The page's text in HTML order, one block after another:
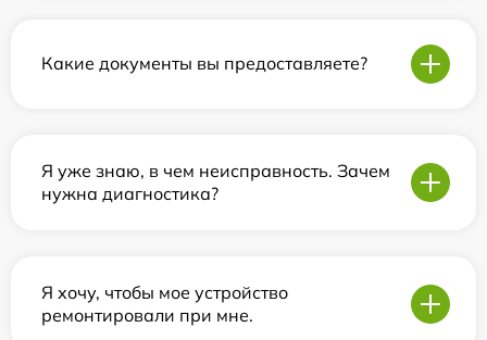
Какие документы вы предоставляете?
Я уже знаю, в чем неисправность. Зачем
нужна диагностика?
Я хочу, чтобы мое устройство
ремонтировали при мне.